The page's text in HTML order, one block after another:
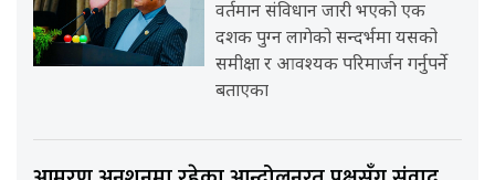
वर्तमान संविधान जारी भएको एक
दशक पुग्न लागेको सन्दर्भमा यसको
समीक्षा र आवश्यक परिमार्जन गर्नुपर्ने
बताएका